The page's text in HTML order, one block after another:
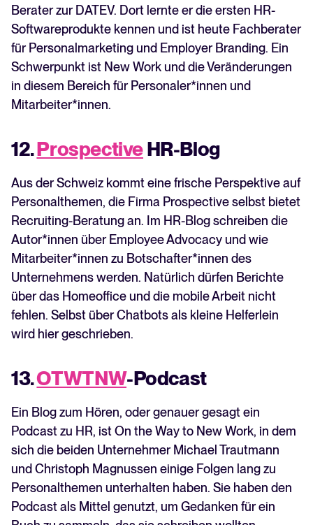
Berater zur DATEV. Dort lernte er die ersten HR-
Softwareprodukte kennen und ist heute Fachberater
für Personalmarketing und Employer Branding. Ein
Schwerpunkt ist New Work und die Veränderungen
in diesem Bereich für Personaler*innen und
Mitarbeiter*innen.
12.ProspectiveHR-Blog
Aus der Schweiz kommt eine frische Perspektive auf
Personalthemen, die Firma Prospective selbst bietet
Recruiting-Beratung an. Im HR-Blog schreiben die
Autor*innen über Employee Advocacy und wie
Mitarbeiter*innen zu Botschafter*innen des
Unternehmens werden. Natürlich dürfen Berichte
über das Homeoffice und die mobile Arbeit nicht
fehlen. Selbst über Chatbots als kleine Helferlein
wird hier geschrieben.
13.OTWTNW-Podcast
Ein Blog zum Hören, oder genauer gesagt ein
Podcast zu HR, ist On the Way to New Work, in dem
sich die beiden Unternehmer Michael Trautmann
und Christoph Magnussen einige Folgen lang zu
Personalthemen unterhalten haben. Sie haben den
Podcast als Mittel genutzt, um Gedanken für ein